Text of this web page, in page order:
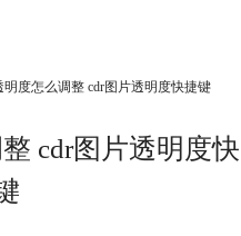
明度怎么调整 cdr图片透明度快捷键
cdr图片透明度快